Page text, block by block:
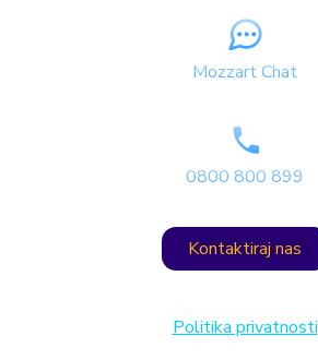
Mozzart Chat
0800 800 899
Kontaktiraj nas
Politika privatnosti